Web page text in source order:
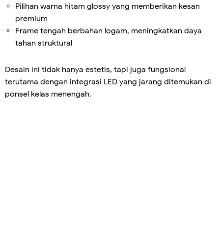
Pilihan warna hitam glossy yang memberikan kesan
premium
Frame tengah berbahan logam, meningkatkan daya
tahan struktural
Desain ini tidak hanya estetis, tapi juga fungsional
terutama dengan integrasi LED yang jarang ditemukan di
ponsel kelas menengah.